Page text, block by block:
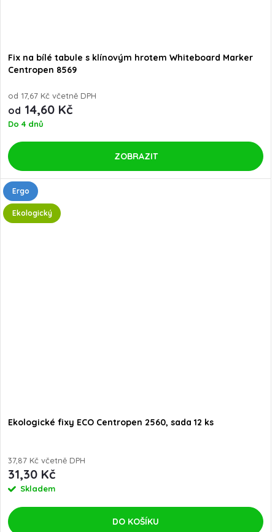
Fix na bílé tabule s klínovým hrotem Whiteboard Marker
Centropen 8569
od 17,67 Kč včetně DPH
od 14,60 Kč
Do 4 dnů
ZOBRAZIT
Ergo
Ekologický
Ekologické fixy ECO Centropen 2560, sada 12 ks
37,87 Kč včetně DPH
31,30 Kč
Skladem
DO KOŠÍKU